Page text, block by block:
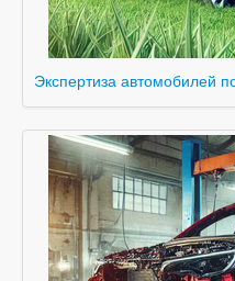
Экспертиза автомобилей